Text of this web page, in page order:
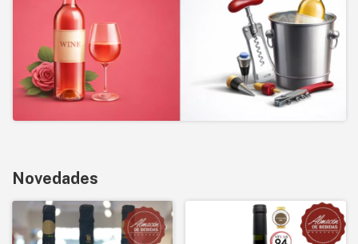
Novedades